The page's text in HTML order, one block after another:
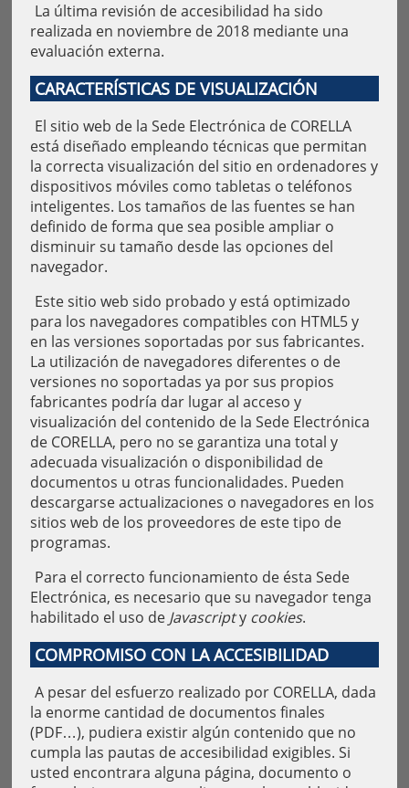
La última revisión de accesibilidad ha sido
realizada en noviembre de 2018 mediante una
evaluación externa.
CARACTERÍSTICAS DE VISUALIZACIÓN
El sitio web de la Sede Electrónica de CORELLA
está diseñado empleando técnicas que permitan
la correcta visualización del sitio en ordenadores y
dispositivos móviles como tabletas o teléfonos
inteligentes. Los tamaños de las fuentes se han
definido de forma que sea posible ampliar o
disminuir su tamaño desde las opciones del
navegador.
Este sitio web sido probado y está optimizado
para los navegadores compatibles con HTML5 y
en las versiones soportadas por sus fabricantes.
La utilización de navegadores diferentes o de
versiones no soportadas ya por sus propios
fabricantes podría dar lugar al acceso y
visualización del contenido de la Sede Electrónica
de CORELLA, pero no se garantiza una total y
adecuada visualización o disponibilidad de
documentos u otras funcionalidades. Pueden
descargarse actualizaciones o navegadores en los
sitios web de los proveedores de este tipo de
programas.
Para el correcto funcionamiento de ésta Sede
Electrónica, es necesario que su navegador tenga
habilitado el uso de Javascripty cookies.
COMPROMISO CON LA ACCESIBILIDAD
A pesar del esfuerzo realizado por CORELLA, dada
la enorme cantidad de documentos finales
(PDF…), pudiera existir algún contenido que no
cumpla las pautas de accesibilidad exigibles. Si
usted encontrara alguna página, documento o